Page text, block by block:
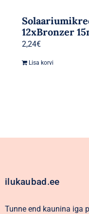
12xBronzer
2,24€
Lisa korvi
ilukaubad.ee
Tunne end kaunina iga